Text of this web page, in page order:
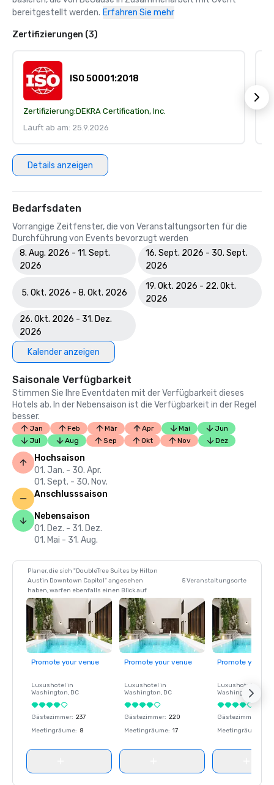
bereitgestellt werden. Erfahren Sie mehr
Zertifizierungen (3)
ISO 50001:2018
Zertifizierung:DEKRA Certification, Inc.
Läuft ab am: 25.9.2026
Details anzeigen
Bedarfsdaten
Vorrangige Zeitfenster, die von Veranstaltungsorten für die
Durchführung von Events bevorzugt werden
8. Aug. 2026 - 11. Sept.
2026
16. Sept. 2026 - 30. Sept.
2026
5. Okt. 2026 - 8. Okt. 2026
19. Okt. 2026 - 22. Okt.
2026
26. Okt. 2026 - 31. Dez.
2026
Kalender anzeigen
Saisonale Verfügbarkeit
Stimmen Sie Ihre Eventdaten mit der Verfügbarkeit dieses
Hotels ab. In der Nebensaison ist die Verfügbarkeit in der Regel
besser.
Jan Feb Mär Apr Mai
Jun
Jul
Aug Sep Okt Nov Dez
Hochsaison
01. Jan. - 30. Apr.
01. Sept. - 30. Nov.
Anschlusssaison
Nebensaison
01. Dez. - 31. Dez.
01. Mai - 31. Aug.
Planer, die sich "DoubleTree Suites by Hilton
Austin Downtown Capitol" angesehen
haben, warfen ebenfalls einen Blick auf
5 Veranstaltungsorte
Promote your venue
Luxushotel in
Washington, DC
Gästezimmer: 237
Meetingräume: 8
Promote your venue
Luxushotel in
Washington, DC
Gästezimmer: 220
Meetingräume: 17
Promote your
Luxushotel in
Washington
Gästezimmer
Meetingräume